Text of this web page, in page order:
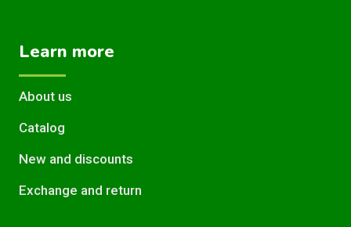
Learn more
About us
Catalog
New and discounts
Exchange and return